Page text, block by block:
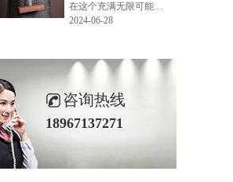
在这个充满无限可能的2024年夏季，LEMONLEE品牌设计师如虎以其非凡的创意与对自然的深刻理解，精心打造的红雪松木球礼盒，在“2024未来·已来——第六届香港新锐当代设计奖”中摘得铜奖。这不仅是对设计师如虎原创设计能力的嘉奖，更是对LEMONLEE品牌的高度认可。
2024-06-28
咨询热线
18967137271